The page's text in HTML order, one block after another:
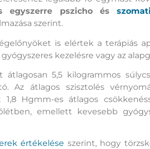
egyszerre pszicho és
szerint.
is elértek a terápiás
kezelésre vagy az
átlagosan 5,5 kilogrammos
Az átlagos szisztolés
Hgmm-es átlagos
emellett kevesebb
értékelése szerint, hogy